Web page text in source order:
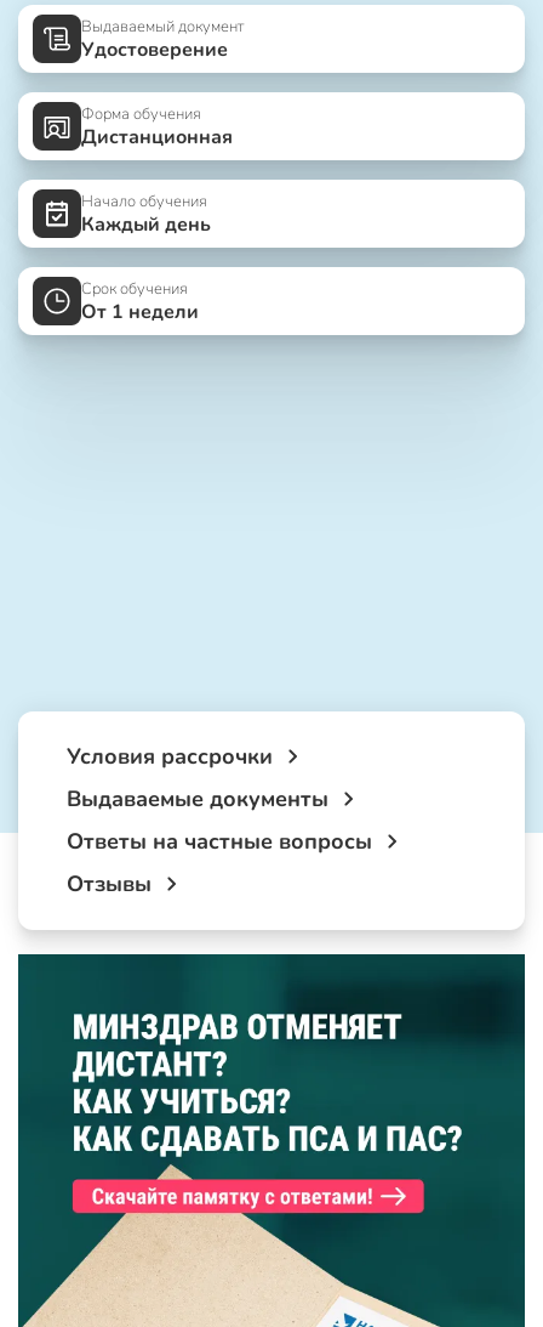
Выдаваемый документ
Удостоверение
Форма обучения
Дистанционная
Начало обучения
Каждый день
Срок обучения
От 1 недели
Условия рассрочки
Выдаваемые документы
Ответы на частные вопросы
Отзывы